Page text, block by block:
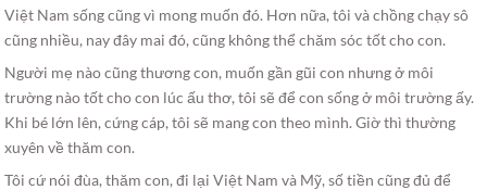
Việt Nam sống cũng vì mong muốn đó. Hơn nữa, tôi và chồng chạy sô
cũng nhiều, nay đây mai đó, cũng không thể chăm sóc tốt cho con.
Người mẹ nào cũng thương con, muốn gần gũi con nhưng ở môi
trường nào tốt cho con lúc ấu thơ, tôi sẽ để con sống ở môi trường ấy.
Khi bé lớn lên, cứng cáp, tôi sẽ mang con theo mình. Giờ thì thường
xuyên về thăm con.
Tôi cứ nói đùa, thăm con, đi lại Việt Nam và Mỹ, số tiền cũng đủ để